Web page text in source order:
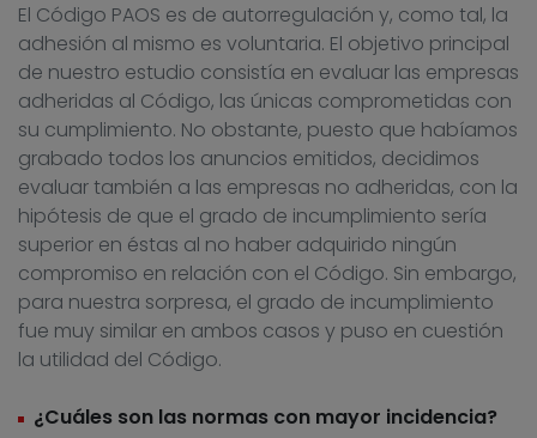
El Código PAOS es de autorregulación y, como tal, la
adhesión al mismo es voluntaria. El objetivo principal
de nuestro estudio consistía en evaluar las empresas
adheridas al Código, las únicas comprometidas con
su cumplimiento. No obstante, puesto que habíamos
grabado todos los anuncios emitidos, decidimos
evaluar también a las empresas no adheridas, con la
hipótesis de que el grado de incumplimiento sería
superior en éstas al no haber adquirido ningún
compromiso en relación con el Código. Sin embargo,
para nuestra sorpresa, el grado de incumplimiento
fue muy similar en ambos casos y puso en cuestión
la utilidad del Código.
¿Cuáles son las normas con mayor incidencia?